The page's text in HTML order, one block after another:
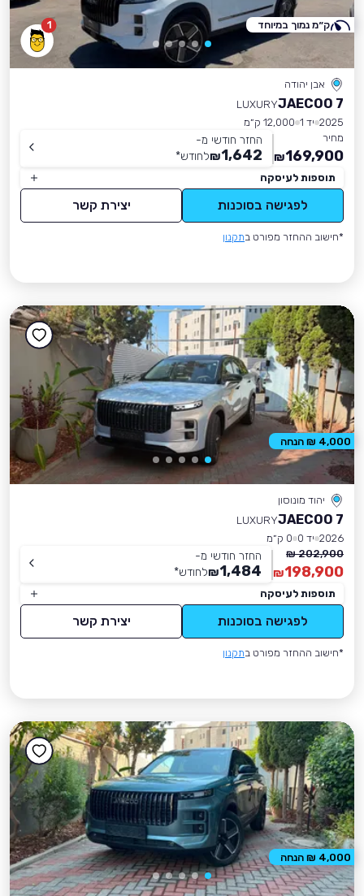
1
אבן יהודה
JAECOO 7
LUXURY
2025 יד 1
12,000 ק״מ
מחיר
169,900
₪
החזר חודשי מ-
1,642
₪לחודש*
תוספות לעיסקה
לפגישה בסוכנות יצירת קשר
*חישוב ההחזר מפורט בתקנון
ק״מ נמוך במיוחד
יהוד מונוסון
JAECOO 7
LUXURY
2026 יד 0
0 ק״מ
202,900 ₪
198,900
₪
החזר חודשי מ-
1,484
₪לחודש*
תוספות לעיסקה
לפגישה בסוכנות יצירת קשר
*חישוב ההחזר מפורט בתקנון
4,000 ₪ הנחה
4,000 ₪ הנחה